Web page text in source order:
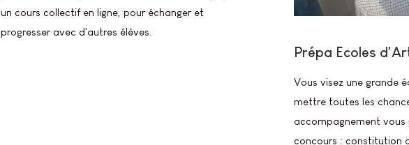
un cours collectif en ligne, pour échanger et
progresser avec d'autres élèves.
Prépa Ecoles
Vous visez une grande
mettre toutes les
accompagnement
concours : constitution